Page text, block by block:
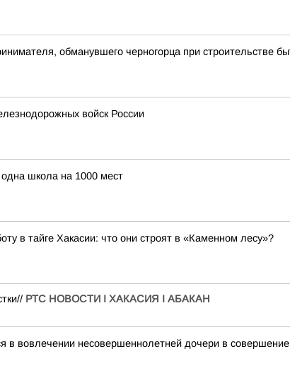
обманувшего черногорца при строительстве
войск России
школа на 1000 мест
в тайге Хакасии: что они строят в «Каменном лесу»?
РТС НОВОСТИ I ХАКАСИЯ I АБАКАН
в вовлечении несовершеннолетней дочери в